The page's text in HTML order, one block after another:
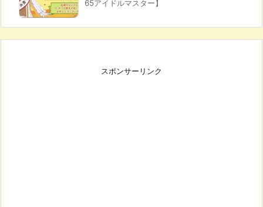
65アイドルマスター】
スポンサーリンク